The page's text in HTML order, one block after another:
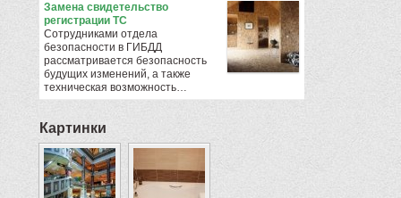
Замена свидетельство
регистрации ТС
Сотрудниками отдела
безопасности в ГИБДД
рассматривается безопасность
будущих изменений, а также
техническая возможность…
Картинки